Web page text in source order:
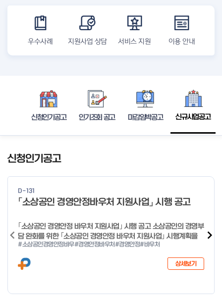
우수사례 지원사업 상담 서비스 지원 이용 안내
신청인기공고 인기조회 공고 마감임박공고 신규사업공고
신청인기공고
D-131
「소상공인 경영안정바우처 지원사업」 시행 공고
｢소상공인 경영안정 바우처 지원사업｣ 시행 공고 소상공인의 경영부
담 완화를 위한 ｢소상공인 경영안정 바우처 지원사업｣ 시행계획을
다음과 같이 공고합니다. 2026년 1월 28일 중소벤처기업부장관
#소상공인경영안정바우#경영안정바우처 #경영안정#바우처
상세보기